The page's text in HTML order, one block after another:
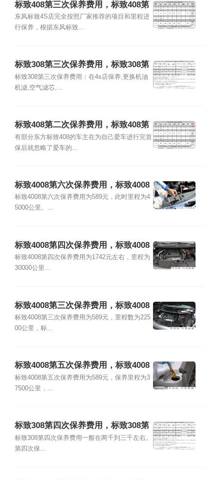
标致408第三次保养费用，标致408第
三次保养项目
东风标致4S店完全按照厂家推荐的项目和里程进
行保养，根据东风标致...
标致308第三次保养费用，标致308第
三次保养项目
标致308第三次保养费用：在4s店保养,更换机油
机滤,空气滤芯,...
标致408第二次保养费用，标致408第
二次保养项目
有部分东方标致408的车主在为自己爱车进行完首
保后就忽略了爱车的...
标致4008第六次保养费用，标致4008
第六次保养项目
标致4008第六次保养费用为589元，此时里程为4
5000公里。...
标致4008第四次保养费用，标致4008
第四次保养项目
标致4008第四次保养费用为1742元左右，里程为
30000公里...
标致4008第三次保养费用，标致4008
第三次保养项目
标致4008第三次保养费用为589元，里程数为225
00公里，标...
标致4008第五次保养费用，标致4008
第五次保养项目
标致4008第五次保养费用为589元，保养里程为3
7500公里，...
标致308第四次保养费用，标致308第
四次保养项目
标致308第四次保养费用一般在两千到三千左右。
第四次保...